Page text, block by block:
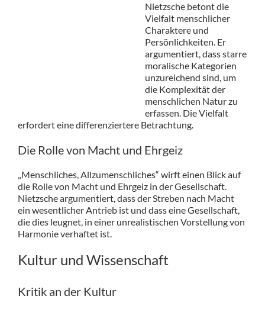
Nietzsche betont die
Vielfalt menschlicher
Charaktere und
Persönlichkeiten. Er
argumentiert, dass starre
moralische Kategorien
unzureichend sind, um
die Komplexität der
menschlichen Natur zu
erfassen. Die Vielfalt
erfordert eine differenziertere Betrachtung.
Die Rolle von Macht und Ehrgeiz
„Menschliches, Allzumenschliches“ wirft einen Blick auf
die Rolle von Macht und Ehrgeiz in der Gesellschaft.
Nietzsche argumentiert, dass der Streben nach Macht
ein wesentlicher Antrieb ist und dass eine Gesellschaft,
die dies leugnet, in einer unrealistischen Vorstellung von
Harmonie verhaftet ist.
Kultur und Wissenschaft
Kritik an der Kultur